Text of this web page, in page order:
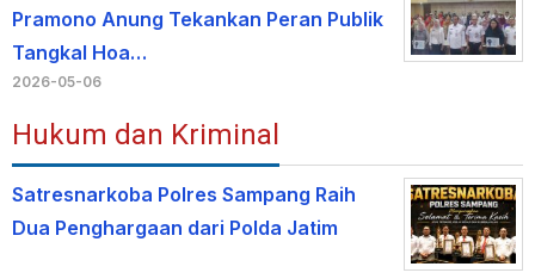
Pramono Anung Tekankan Peran Publik
Tangkal Hoa…
2026-05-06
Hukum dan Kriminal
Satresnarkoba Polres Sampang Raih
Dua Penghargaan dari Polda Jatim